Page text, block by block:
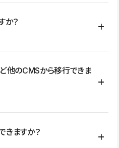
か？
イト、LP、採用サイト、ブロ
店舗・商品紹介サイト、ポートフ
他のCMSから移行できま
ツ、URLを整理したうえで、
きます。 WordPressの場合は、
きますか？